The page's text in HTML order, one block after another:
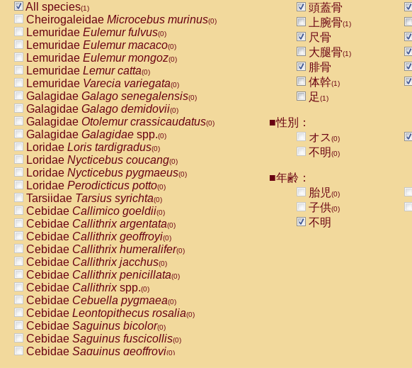
All species(1)
Cheirogaleidae Microcebus murinus(0)
Lemuridae Eulemur fulvus(0)
Lemuridae Eulemur macaco(0)
Lemuridae Eulemur mongoz(0)
Lemuridae Lemur catta(0)
Lemuridae Varecia variegata(0)
Galagidae Galago senegalensis(0)
Galagidae Galago demidovii(0)
Galagidae Otolemur crassicaudatus(0)
Galagidae Galagidae spp.(0)
Loridae Loris tardigradus(0)
Loridae Nycticebus coucang(0)
Loridae Nycticebus pygmaeus(0)
Loridae Perodicticus potto(0)
Tarsiidae Tarsius syrichta(0)
Cebidae Callimico goeldii(0)
Cebidae Callithrix argentata(0)
Cebidae Callithrix geoffroyi(0)
Cebidae Callithrix humeralifer(0)
Cebidae Callithrix jacchus(0)
Cebidae Callithrix penicillata(0)
Cebidae Callithrixspp.(0)
Cebidae Cebuella pygmaea(0)
Cebidae Leontopithecus rosalia(0)
Cebidae Saguinus bicolor(0)
Cebidae Saguinus fuscicollis(0)
Cebidae Saguinus geoffroyi(0)
頭蓋骨
上腕骨(1)
尺骨
大腿骨(1)
腓骨
体幹(1)
足(1)
■性別：
オス(0)
不明(0)
■年齢：
胎児(0)
子供(0)
不明